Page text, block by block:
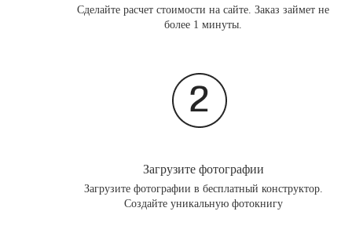
Сделайте расчет стоимости на сайте. Заказ займет не
более 1 минуты.
Загрузите фотографии
Загрузите фотографии в бесплатный конструктор.
Создайте уникальную фотокнигу